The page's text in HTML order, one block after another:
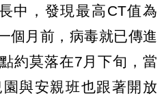
中，發現最高CT值為
個月前，病毒就已傳進
約莫落在7月下旬，當
與安親班也跟著開放